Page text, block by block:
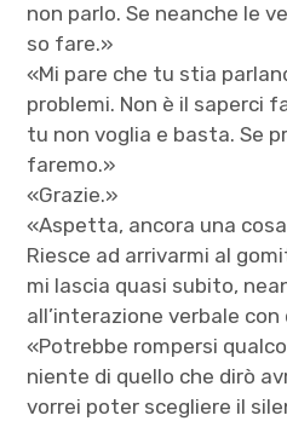
non parlo. Se neanche le
so fare.»
«Mi pare che tu stia
problemi. Non è il saperci
tu non voglia e basta. Se
faremo.»
«Grazie.»
«Aspetta, ancora una
Riesce ad arrivarmi al
mi lascia quasi subito,
all’interazione verbale con
«Potrebbe rompersi
niente di quello che dirò
vorrei poter scegliere il